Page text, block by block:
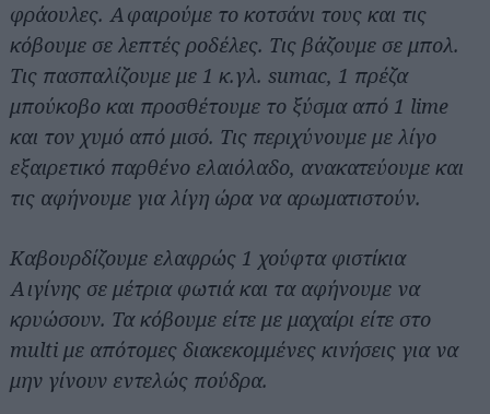
φράουλες. Αφαιρούμε το κοτσάνι τους και τις
κόβουμε σε λεπτές ροδέλες. Τις βάζουμε σε μπολ.
Τις πασπαλίζουμε με 1 κ.γλ. sumac, 1 πρέζα
μπούκοβο και προσθέτουμε το ξύσμα από 1 lime
και τον χυμό από μισό. Τις περιχύνουμε με λίγο
εξαιρετικό παρθένο ελαιόλαδο, ανακατεύουμε και
τις αφήνουμε για λίγη ώρα να αρωματιστούν.
Καβουρδίζουμε ελαφρώς 1 χούφτα φιστίκια
Αιγίνης σε μέτρια φωτιά και τα αφήνουμε να
κρυώσουν. Τα κόβουμε είτε με μαχαίρι είτε στο
multi με απότομες διακεκομμένες κινήσεις για να
μην γίνουν εντελώς πούδρα.